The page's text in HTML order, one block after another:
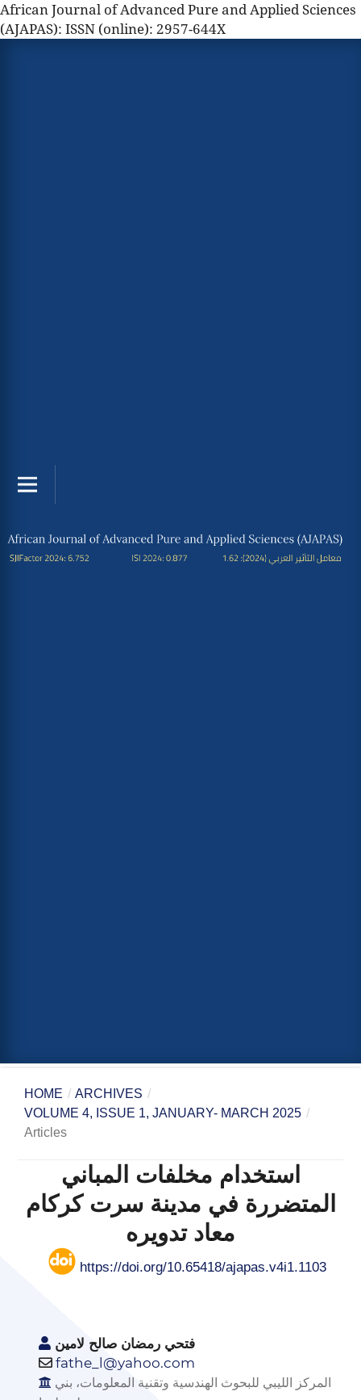
African Journal of Advanced Pure and Applied Sciences
(AJAPAS): ISSN (online): 2957-644X
HOME / ARCHIVES /
VOLUME 4, ISSUE 1, JANUARY- MARCH 2025 /
Articles
استخدام مخلفات المباني
المتضررة في مدينة سرت كركام
معاد تدويره
https://doi.org/10.65418/ajapas.v4i1.1103
فتحي رمضان صالح لامين
fathe_l@yahoo.com